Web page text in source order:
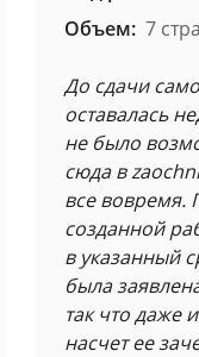
Объем: 7
До сдачи
оставалась
не было
сюда в
все вовремя.
созданной
в указанный
была
так что даже
насчет ее